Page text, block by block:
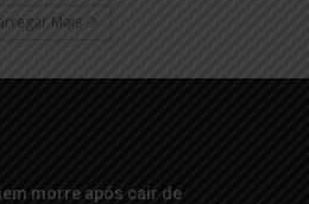
Mais
morre após cair de